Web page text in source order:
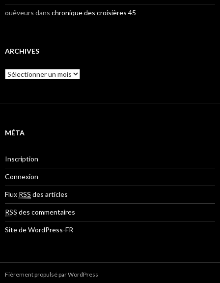
ouêveurs dans chronique des croisières 45
ARCHIVES
A
r
s
MÉTA
Inscription
Connexion
Flux RSS des articles
RSS des commentaires
Site de WordPress-FR
Fièrement propulsé par WordPress